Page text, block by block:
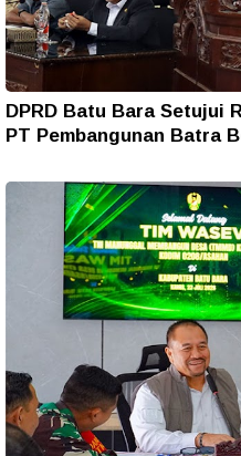
DPRD Batu Bara Setujui
PT Pembangunan Batra